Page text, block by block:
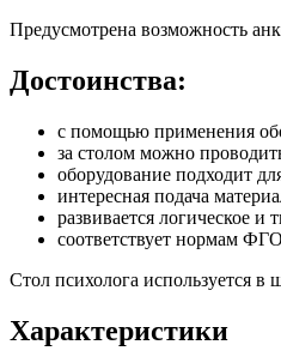
Предусмотрена возможность
Достоинства:
с помощью применения
за столом можно
оборудование подходит
интересная подача
развивается логическое и
соответствует нормам
Стол психолога используется в
Характеристики